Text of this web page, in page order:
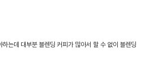
는데 대부분 블렌딩 커피가 많아서 할 수 없이 블렌딩